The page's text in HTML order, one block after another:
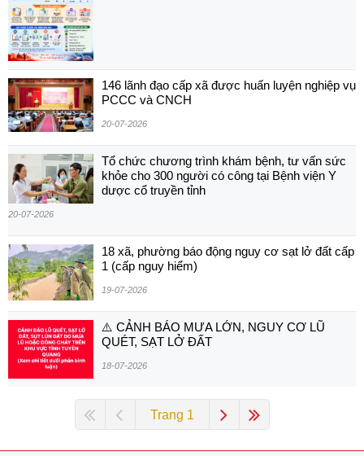
146 lãnh đạo cấp xã được huấn luyện nghiệp vụ
PCCC và CNCH
20-07-2026
Tổ chức chương trình khám bệnh, tư vấn sức
khỏe cho 300 người có công tại Bệnh viện Y
dược cổ truyền tỉnh
20-07-2026
18 xã, phường báo động nguy cơ sạt lở đất cấp
1 (cấp nguy hiểm)
19-07-2026
⚠️ CẢNH BÁO MƯA LỚN, NGUY CƠ LŨ
QUÉT, SẠT LỞ ĐẤT
18-07-2026
Trang 1